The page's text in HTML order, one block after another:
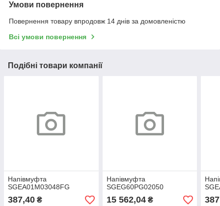
Умови повернення
Повернення товару впродовж 14 днів за домовленістю
Всі умови повернення
Подібні товари компанії
Напівмуфта
SGEA01M03048FG
387,40 ₴
Напівмуфта
SGEG60PG02050
15 562,04₴